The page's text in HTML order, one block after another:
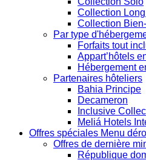
Collection
Collection
Par type
Forfaits tout
Appart’hôtels
Hébergement
Partenaires hôteliers
Bahia Principe
Decameron
Inclusive
Meliá Hotels
Offres spéciales Menu
Offres de dernière
République